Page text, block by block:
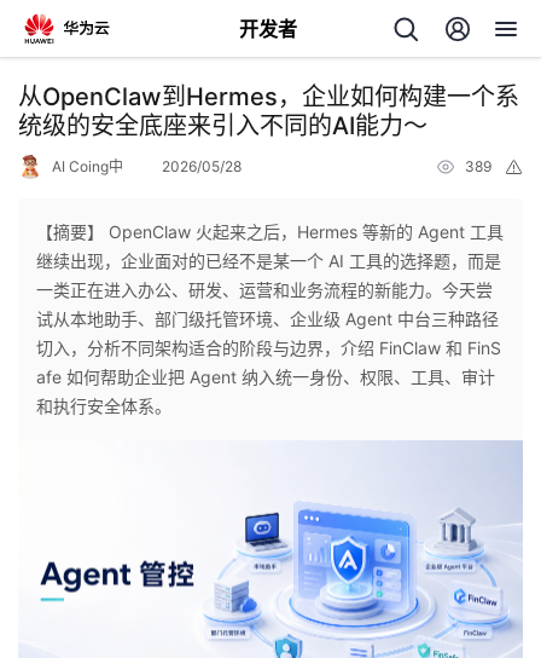
开发者
返
回
个
人
主
我
的
者
从OpenClaw到Hermes，企业如何构建一个系
统级的安全底座来引入不同的AI能力～
AI Coing中 2026/05/28 389
【摘要】 OpenClaw 火起来之后，Hermes 等新的 Agent 工具
继续出现，企业面对的已经不是某一个 AI 工具的选择题，而是
一类正在进入办公、研发、运营和业务流程的新能力。今天尝
试从本地助手、部门级托管环境、企业级 Agent 中台三种路径
切入，分析不同架构适合的阶段与边界，介绍 FinClaw 和 FinS
afe 如何帮助企业把 Agent 纳入统一身份、权限、工具、审计
和执行安全体系。